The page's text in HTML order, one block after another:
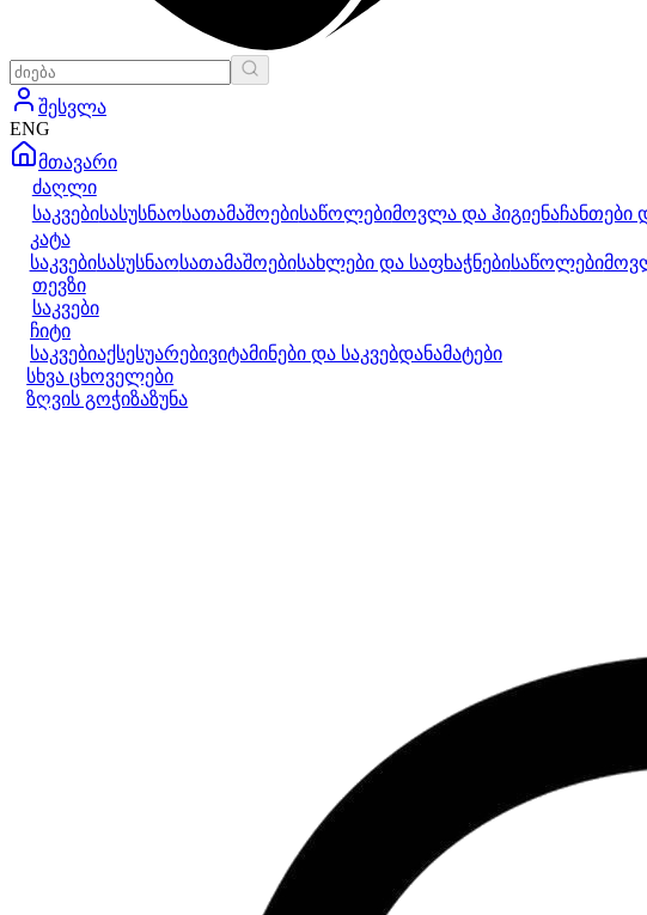
შესვლა
ENG
მთავარი
ძაღლი
საკვებისასუსნაოსათამაშოებისაწოლებიმოვლა და ჰიგიენაჩანთები
კატა
საკვებისასუსნაოსათამაშოებისახლები და საფხაჭნებისაწოლები
თევზი
საკვები
ჩიტი
საკვებიაქსესუარებივიტამინები და საკვებდანამატები
სხვა ცხოველები
ზღვის გოჭიზაზუნა